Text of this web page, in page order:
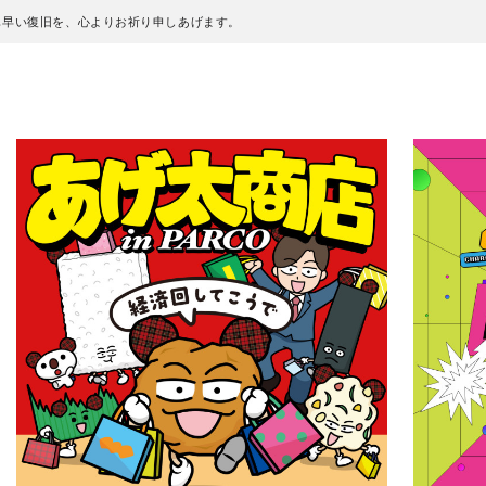
い復旧を、心よりお祈り申しあげます。